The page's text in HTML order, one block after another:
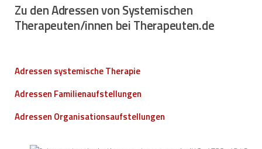
Zu den Adressen von Systemischen
Therapeuten/innen bei Therapeuten.de
Adressen systemische Therapie
Adressen Familienaufstellungen
Adressen Organisationsaufstellungen